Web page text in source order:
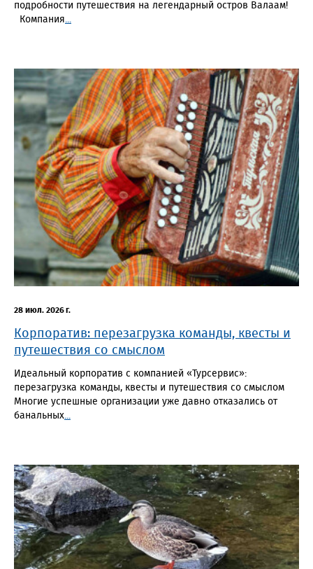
подробности путешествия на легендарный остров Валаам!
Компания...
28 июл. 2026 г.
Корпоратив: перезагрузка команды, квесты и
путешествия со смыслом
Идеальный корпоратив с компанией «Турсервис»:
перезагрузка команды, квесты и путешествия со смыслом
Многие успешные организации уже давно отказались от
банальных...